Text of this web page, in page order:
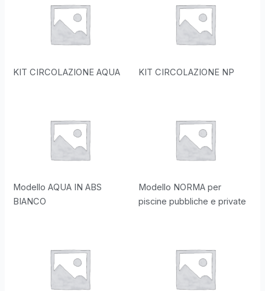
KIT CIRCOLAZIONE AQUA KIT CIRCOLAZIONE NP
Modello AQUA IN ABS
BIANCO
Modello NORMA per
piscine pubbliche e private